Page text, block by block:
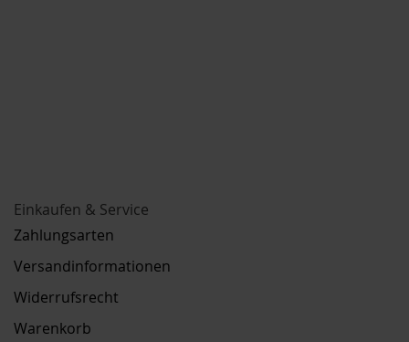
Einkaufen & Service
Zahlungsarten
Versandinformationen
Widerrufsrecht
Warenkorb